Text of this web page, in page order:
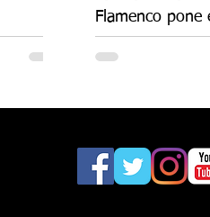
Flamenco
este sábado a
Festival